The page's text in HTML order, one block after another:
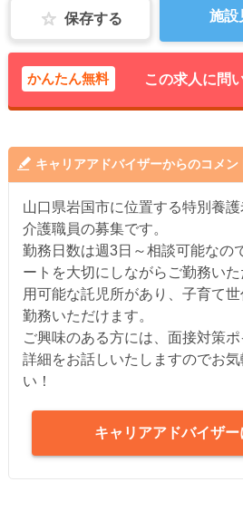
保存する 施設
かんたん無料 この求人に問
キャリアアドバイザーからのコメン
山口県岩国市に位置する特別養
介護職員の募集です。
勤務日数は週3日～相談可能なの
ートを大切にしながらご勤務い
用可能な託児所があり、子育て
勤務いただけます。
ご興味のある方には、面接対策
詳細をお話しいたしますのでお
い！
キャリアアドバイザ